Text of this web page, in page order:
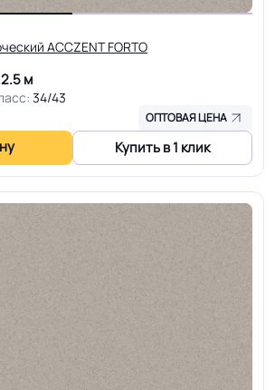
ACCZENT FORTO
2.5 м
34/43
ОПТОВАЯ ЦЕНА
Купить в 1 клик